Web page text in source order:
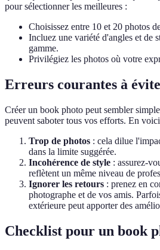
pour sélectionner les meilleures :
Choisissez entre 10 et 20 photos
Incluez une variété d'angles et de
gamme.
Privilégiez les photos où votre
Erreurs courantes à
Créer un book photo peut sembler
peuvent saboter tous vos efforts. En
Trop de photos : cela dilue
dans la limite suggérée.
Incohérence de style : assurez-
reflètent un même niveau de
Ignorer les retours : prenez en
photographe et de vos amis.
extérieure peut apporter des
Checklist pour un book